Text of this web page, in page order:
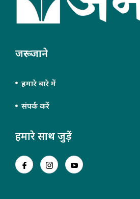
जरूर जाने
हमारे बारे में
संपर्क करें
हमारे साथ जुड़ें